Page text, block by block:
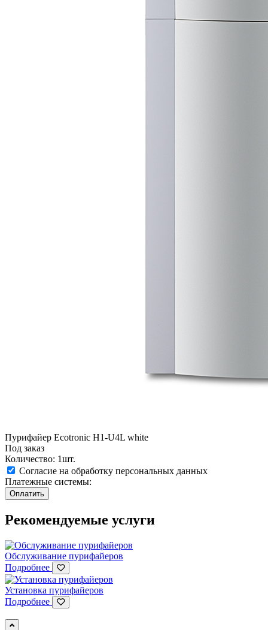
Пурифайер Ecotronic H1-U4L white
Под заказ
Количество: 1шт.
Согласие на обработку персональных данных
Платежные системы:
Рекомендуемые услуги
Обслуживание пурифайеров
Подробнее
Установка пурифайеров
Подробнее